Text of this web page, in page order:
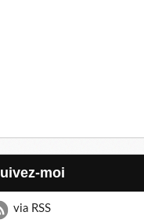
Suivez-moi
via RSS